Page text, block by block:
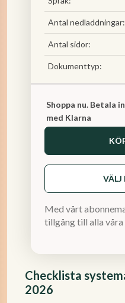
Checklista
2026
Antal nedladdningar:
Antal sidor:
Dokumenttyp:
Shoppa nu. Betala
med Klarna
VÄLJ
Med vårt
tillgång till alla